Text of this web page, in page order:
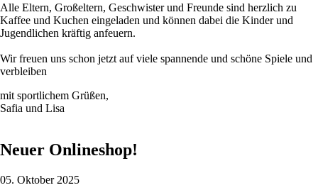
Alle Eltern, Großeltern, Geschwister und Freunde sind herzlich zu
Kaffee und Kuchen eingeladen und können dabei die Kinder und
Jugendlichen kräftig anfeuern.
Wir freuen uns schon jetzt auf viele spannende und schöne Spiele und
verbleiben
mit sportlichem Grüßen,
Safia und Lisa
Neuer Onlineshop!
05. Oktober 2025